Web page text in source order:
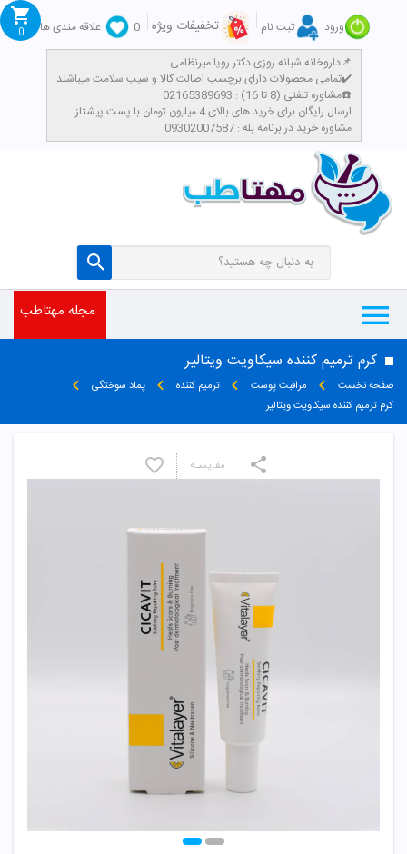
ورود ثبت نام تخفیفات ویژه 0
علاقه مندی ها
داروخانه شبانه روزی دکتر رویا میرنظامی📌
تمامی محصولات دارای برچسب اصالت کالا و سیب سلامت میباشند✔️
مشاوره تلفنی (8 تا 16) : 02165389693☎️
​ارسال رایگان برای خرید های بالای 4 میلیون تومان با پست پیشتاز
مشاوره خرید در برنامه بله : 09302007587
0
مجله مهتاطب
کرم ترمیم کننده سیکاویت ویتالیر
صفحه نخست مراقبت پوست ترمیم کننده
پماد سوختگی
کرم ترمیم کننده سیکاویت ویتالیر
مقایسـه